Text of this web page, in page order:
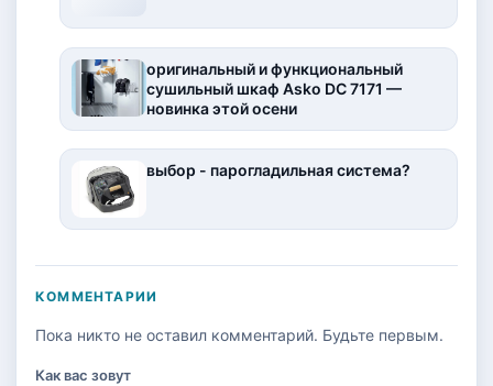
оригинальный и функциональный
сушильный шкаф Аsko DC 7171 —
новинка этой осени
выбор - парогладильная система?
КОММЕНТАРИИ
Пока никто не оставил комментарий. Будьте первым.
Как вас зовут